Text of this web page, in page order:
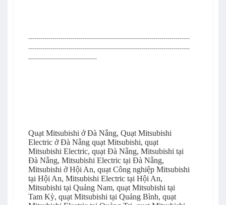
--------------------------------------------------------------------------------
--------------------------------------------------------------------------------
----------------------------------
Quạt Mitsubishi ở Đà Nẵng, Quạt Mitsubishi
Electric ở Đà Nẵng quạt Mitsubishi, quạt
Mitsubishi Electric, quạt Đà Nẵng, Mitsubishi tại
Đà Nẵng, Mitsubishi Electric tại Đà Nẵng,
Mitsubishi ở Hội An, quạt Công nghiệp Mitsubishi
tại Hội An, Mitsubishi Electric tại Hội An,
Mitsubishi tại Quảng Nam, quạt Mitsubishi tại
Tam Kỳ, quạt Mitsubishi tại Quảng Bình, quạt